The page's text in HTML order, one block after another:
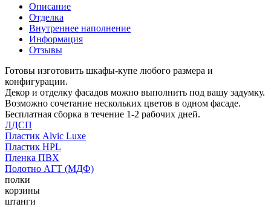
Описание
Отделка
Внутреннее наполнение
Информация
Отзывы
Готовы изготовить шкафы-купе любого размера и
конфигурации.
Декор и отделку фасадов можно выполнить под вашу задумку.
Возможно сочетание нескольких цветов в одном фасаде.
Бесплатная сборка в течение 1-2 рабочих дней.
ЛДСП
Пластик Alvic Luxe
Пластик HPL
Пленка ПВХ
Полотно АГТ (МДФ)
полки
корзины
штанги